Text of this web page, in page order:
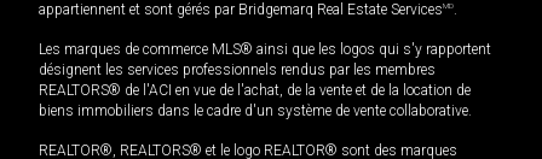
appartiennent et sont gérés par Bridgemarq Real Estate ServicesMD.
Les marques de commerce MLS® ainsi que les logos qui s'y rapportent
désignent les services professionnels rendus par les membres
REALTORS® de l'ACI en vue de l'achat, de la vente et de la location de
biens immobiliers dans le cadre d'un système de vente collaborative.
REALTOR®, REALTORS® et le logo REALTOR® sont des marques